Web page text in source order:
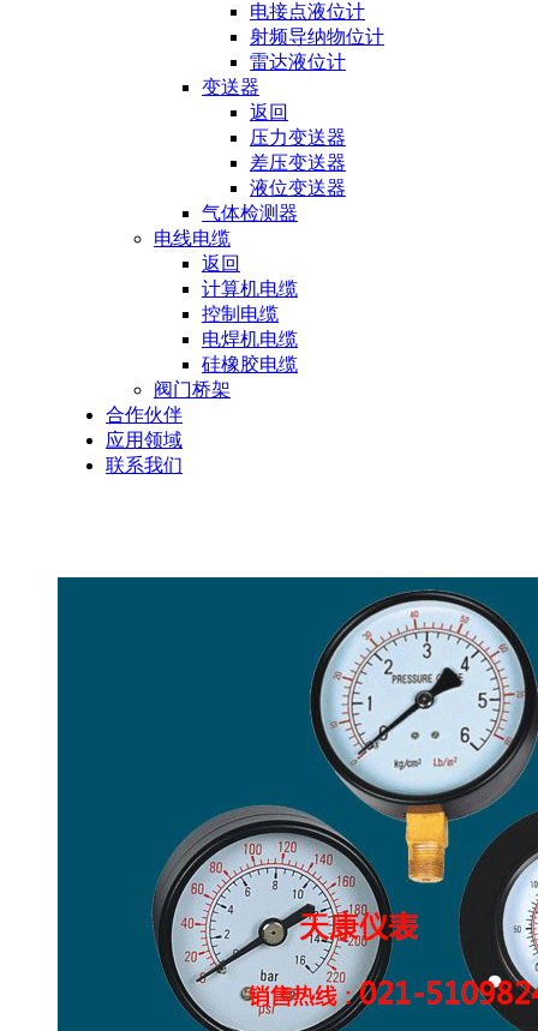
电接点液位计
射频导纳物位计
雷达液位计
变送器
返回
压力变送器
差压变送器
液位变送器
气体检测器
电线电缆
返回
计算机电缆
控制电缆
电焊机电缆
硅橡胶电缆
阀门桥架
合作伙伴
应用领域
联系我们